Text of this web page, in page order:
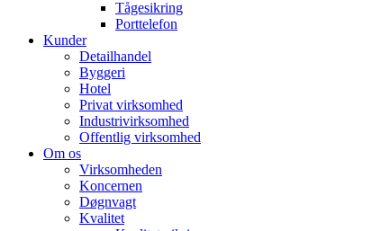
Tågesikring
Porttelefon
Kunder
Detailhandel
Byggeri
Hotel
Privat virksomhed
Industrivirksomhed
Offentlig virksomhed
Om os
Virksomheden
Koncernen
Døgnvagt
Kvalitet